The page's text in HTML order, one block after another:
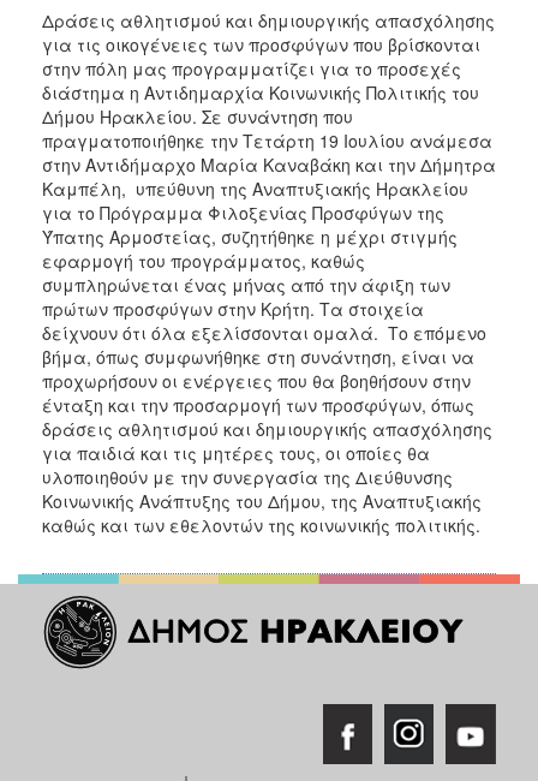
ΑΝΘΕΚΤΙΚΗ
ΠΟΛΗΔράσεις αθλητισμού και δημιουργικής απασχόλησης
για τις οικογένειες των προσφύγων που βρίσκονται
στην πόλη μας προγραμματίζει για το προσεχές
διάστημα η Αντιδημαρχία Κοινωνικής Πολιτικής του
Δήμου Ηρακλείου. Σε συνάντηση που
πραγματοποιήθηκε την Τετάρτη 19 Ιουλίου ανάμεσα
στην Αντιδήμαρχο Μαρία Καναβάκη και την Δήμητρα
Καμπέλη, υπεύθυνη της Αναπτυξιακής Ηρακλείου
για το Πρόγραμμα Φιλοξενίας Προσφύγων της
Ύπατης Αρμοστείας, συζητήθηκε η μέχρι στιγμής
εφαρμογή του προγράμματος, καθώς
συμπληρώνεται ένας μήνας από την άφιξη των
πρώτων προσφύγων στην Κρήτη. Τα στοιχεία
δείχνουν ότι όλα εξελίσσονται ομαλά. Το επόμενο
βήμα, όπως συμφωνήθηκε στη συνάντηση, είναι να
προχωρήσουν οι ενέργειες που θα βοηθήσουν στην
ένταξη και την προσαρμογή των προσφύγων, όπως
δράσεις αθλητισμού και δημιουργικής απασχόλησης
για παιδιά και τις μητέρες τους, οι οποίες θα
υλοποιηθούν με την συνεργασία της Διεύθυνσης
Κοινωνικής Ανάπτυξης του Δήμου, της Αναπτυξιακής
καθώς και των εθελοντών της κοινωνικής πολιτικής.